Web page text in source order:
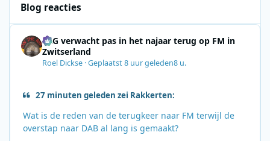
Blog reacties
SRG verwacht pas in het najaar terug op FM in
Zwitserland
Roel Dickse ·Geplaatst8 uur geleden8 u.
27 minuten geleden zei Rakkerten:
Wat is de reden van de terugkeer naar FM terwijl de
overstap naar DAB al lang is gemaakt?